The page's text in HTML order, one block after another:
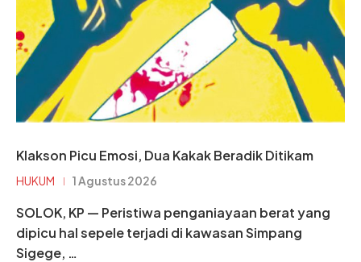
Klakson Picu Emosi, Dua Kakak Beradik Ditikam
HUKUM 1 Agustus 2026
SOLOK, KP — Peristiwa penganiayaan berat yang
dipicu hal sepele terjadi di kawasan Simpang
Sigege, …